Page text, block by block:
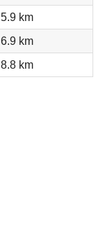
5.9 km
6.9 km
8.8 km